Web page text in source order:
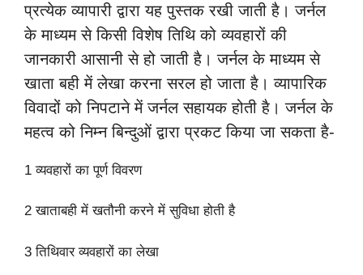
प्रत्येक व्यापारी द्वारा यह पुस्तक रखी जाती है। जर्नल
के माध्यम से किसी विशेष तिथि को व्यवहारों की
जानकारी आसानी से हो जाती है। जर्नल के माध्यम से
खाता बही में लेखा करना सरल हो जाता है। व्यापारिक
विवादों को निपटाने में जर्नल सहायक होती है। जर्नल के
महत्व को निम्न बिन्दुओं द्वारा प्रकट किया जा सकता है-
1 व्यवहारों का पूर्ण विवरण
2 खाताबही में खतौनी करने में सुविधा होती है
3 तिथिवार व्यवहारों का लेखा